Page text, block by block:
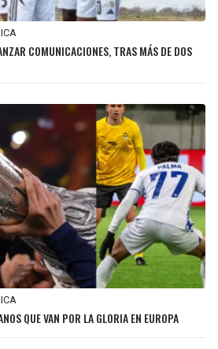
COMUNICACIONES, TRAS MÁS DE DOS
QUE VAN POR LA GLORIA EN EUROPA